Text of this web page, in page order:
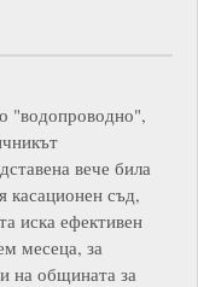
"водопроводно",
вече била
касационен съд,
иска ефективен
месеца, за
на общината за